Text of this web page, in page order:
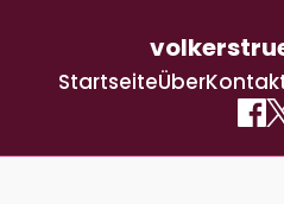
StartseiteÜber